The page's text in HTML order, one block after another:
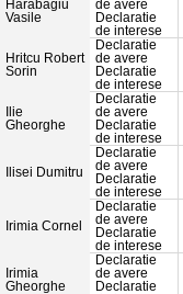
Harabagiu
Vasile
de avere
Declaratie
de interese
Hritcu Robert
Sorin
Declaratie
de avere
Declaratie
de interese
Ilie
Gheorghe
Declaratie
de avere
Declaratie
de interese
Ilisei Dumitru
Declaratie
de avere
Declaratie
de interese
Irimia Cornel
Declaratie
de avere
Declaratie
de interese
Irimia
Gheorghe
Declaratie
de avere
Declaratie